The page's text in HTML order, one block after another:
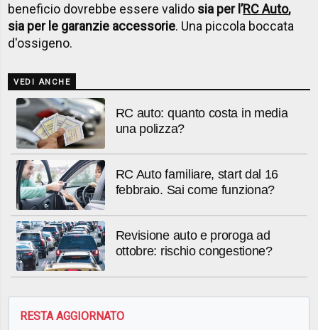
beneficio dovrebbe essere valido sia per l’RC Auto,
sia per le garanzie accessorie. Una piccola boccata
d'ossigeno.
VEDI ANCHE
RC auto: quanto costa in media
una polizza?
RC Auto familiare, start dal 16
febbraio. Sai come funziona?
Revisione auto e proroga ad
ottobre: rischio congestione?
RESTA AGGIORNATO